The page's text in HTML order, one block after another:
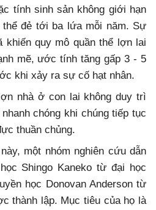
tính sinh sản không giới hạn
đẻ tới ba lứa mỗi năm. Sự
khiến quy mô quần thể lợn lai
mẽ, ước tính tăng gấp 3 - 5
khi xảy ra sự cố hạt nhân.
nhà ở con lai không duy trì
chóng khi chúng tiếp tục
thuần chủng.
một nhóm nghiên cứu dẫn
Shingo Kaneko từ đại học
học Donovan Anderson từ
thành lập. Mục tiêu của họ là